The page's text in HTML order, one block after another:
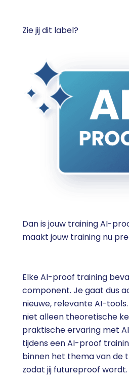
Zie jij dit label?
Dan is jouw training AI-
maakt jouw training nu
Elke AI-proof training
component. Je gaat dus
nieuwe, relevante AI-
niet alleen theoretische
praktische ervaring met
tijdens een AI-proof
binnen het thema van de
zodat jij futureproof wordt.